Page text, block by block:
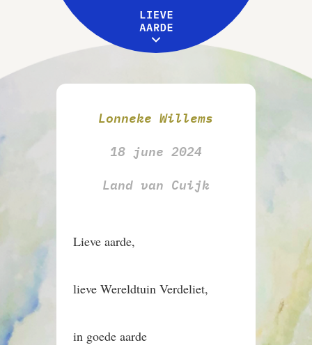
Leive Aarde
Workshops
MENU
Lonneke Willems
18 june 2024
Land van Cuijk
Lieve aarde,
lieve Wereldtuin Verdeliet,
in goede aarde